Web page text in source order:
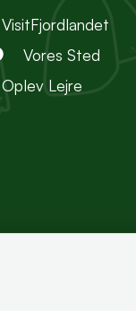
VisitFjordlandet
Vores Sted
Oplev Lejre